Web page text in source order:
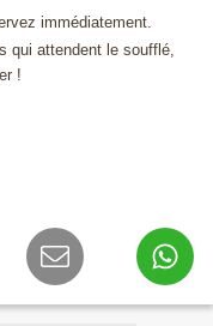
immédiatement.
qui attendent le soufflé,
!